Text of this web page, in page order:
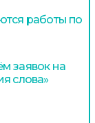
работы по
заявок на
слова»